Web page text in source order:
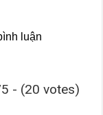
luận
- (20 votes)